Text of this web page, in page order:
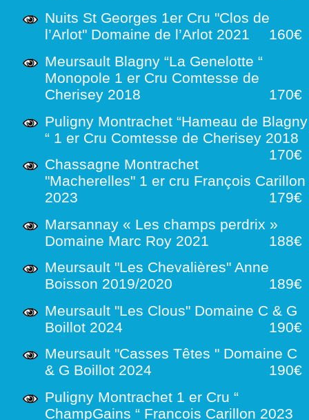
Nuits St Georges 1er Cru "Clos de
l’Arlot" Domaine de l’Arlot 2021
160€
Meursault Blagny “La Genelotte “
Monopole 1 er Cru Comtesse de
Cherisey 2018
170€
Puligny Montrachet “Hameau de Blagny
“ 1 er Cru Comtesse de Cherisey 2018
170€
Chassagne Montrachet
"Macherelles" 1 er cru François Carillon
2023
179€
Marsannay « Les champs perdrix »
Domaine Marc Roy 2021
188€
Meursault "Les Chevalières" Anne
Boisson 2019/2020
189€
Meursault "Les Clous" Domaine C & G
Boillot 2024
190€
Meursault "Casses Têtes " Domaine C
& G Boillot 2024
190€
Puligny Montrachet 1 er Cru “
ChampGains “ Francois Carillon 2023